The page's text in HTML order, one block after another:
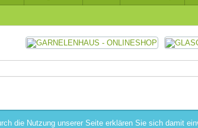
die Nutzung unserer Seite erklären Sie sich damit